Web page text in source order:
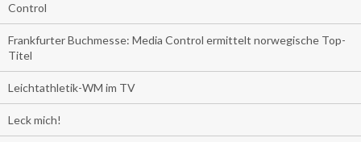
Control
Frankfurter Buchmesse: Media Control ermittelt norwegische Top-
Titel
Leichtathletik-WM im TV
Leck mich!